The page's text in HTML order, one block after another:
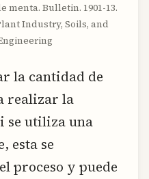
menta. Bulletin. 1901-13.
Industry, Soils, and
la cantidad de
realizar la
se utiliza una
esta se
proceso y puede